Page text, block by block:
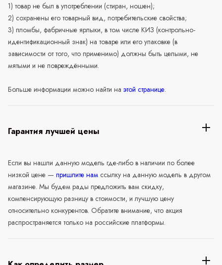
1) товар не был в употреблении (стиран, ношен);
2) сохранены его товарный вид, потребительские свойства;
3) пломбы, фабричные ярлыки, в том числе КИЗ (контрольно-
идентификационный знак) на товаре или его упаковке (в
зависимости от того, что применимо) должны быть целыми, не
мятыми и не повреждёнными.
Больше информации можно найти на этой странице.
Гарантия лучшей цены
Если вы нашли данную модель где-либо в наличии по более
низкой цене — пришлите нам ссылку на данную модель в другом
магазине. Мы будем рады предложить вам скидку,
компенсирующую разницу в стоимости, и лучшую цену
относительно конкурентов. Обратите внимание, что акция
распространяется только на российские платформы.